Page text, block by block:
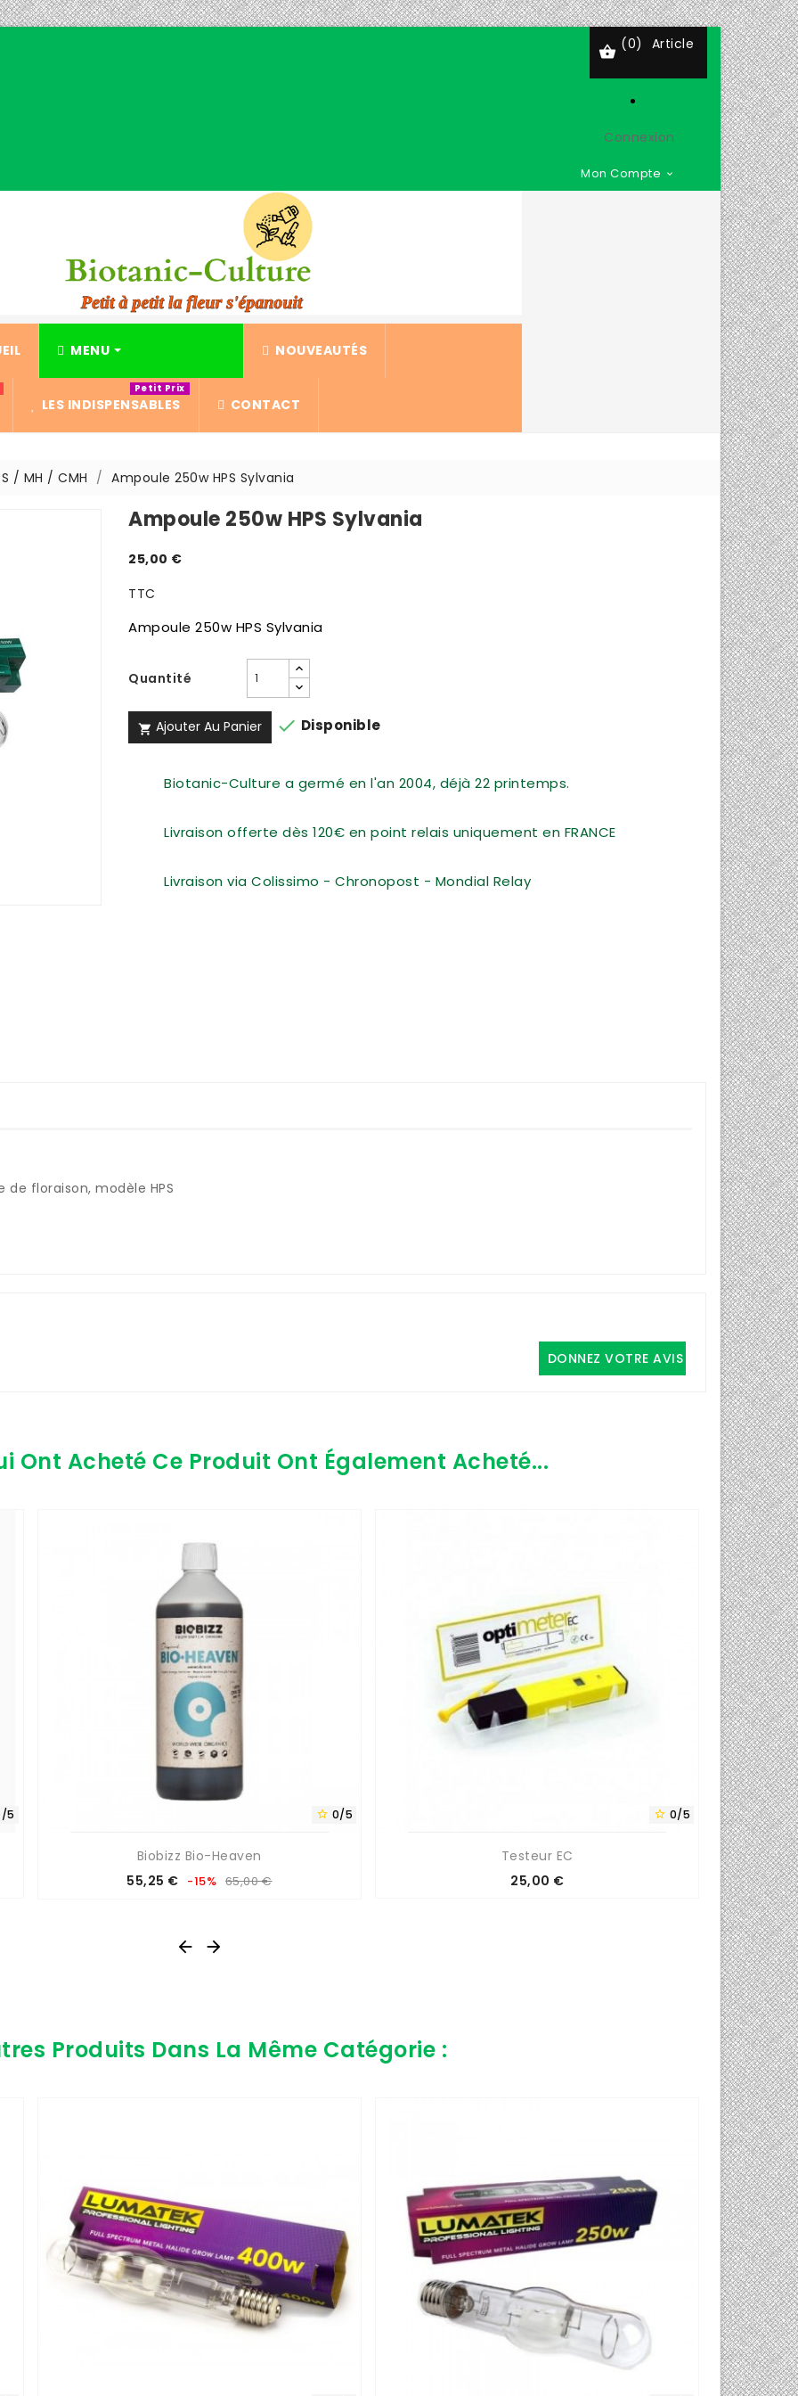
 (0) Article
Connexion
Mon Compte 
MENU NOUVEAUTÉS
LES INDISPENSABLES
Petit Prix
CONTACT
/ MH / CMH Ampoule 250w HPS Sylvania
Ampoule 250w HPS Sylvania
25,00 €
TTC
Ampoule 250w HPS Sylvania
Quantité
 Ajouter Au Panier  Disponible
Biotanic-Culture a germé en l'an 2004, déjà 22 printemps.
Livraison offerte dès 120€ en point relais uniquement en FRANCE
Livraison via Colissimo - Chronopost - Mondial Relay
de floraison, modèle HPS
DONNEZ VOTRE AVIS
Ont Acheté Ce Produit Ont Également Acheté...
5  0/5
Biobizz Bio-Heaven
Prix
55,25 € Prix
-15% 65,00 €
 0/5
Testeur EC
Prix
25,00 €
 
Produits Dans La Même Catégorie :